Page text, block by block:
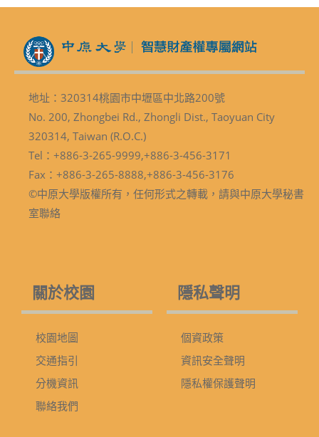
地址：320314桃園市中壢區中北路200號
No. 200, Zhongbei Rd., Zhongli Dist., Taoyuan City
320314, Taiwan (R.O.C.)
Tel：+886-3-265-9999,+886-3-456-3171
Fax：+886-3-265-8888,+886-3-456-3176
©中原大學版權所有，任何形式之轉載，請與中原大學秘書
室聯絡
關於校園
校園地圖
交通指引
分機資訊
聯絡我們
隱私聲明
個資政策
資訊安全聲明
隱私權保護聲明